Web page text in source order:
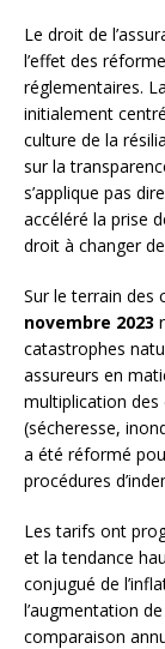
Le droit de
l’effet des
réglementaires. La
initialement
culture de la
sur la
s’applique pas
accéléré la prise
droit à changer
Sur le terrain des
novembre 2023
catastrophes
assureurs en
multiplication
(sécheresse,
a été réformé
procédures
Les tarifs ont
et la tendance
conjugué de
l’augmentation
comparaison